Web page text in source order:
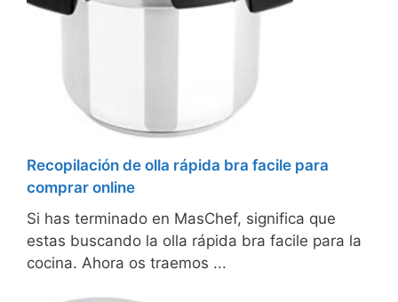
Recopilación de olla rápida bra facile para
comprar online
Si has terminado en MasChef, significa que
estas buscando la olla rápida bra facile para la
cocina. Ahora os traemos ...